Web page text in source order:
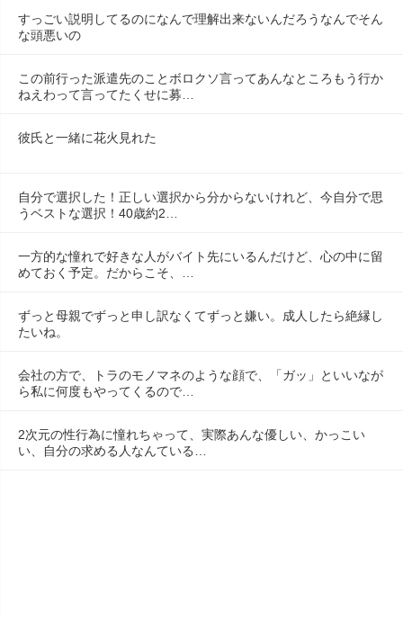
すっごい説明してるのになんで理解出来ないんだろうなんでそん
な頭悪いの
この前行った派遣先のことボロクソ言ってあんなところもう行か
ねえわって言ってたくせに募…
彼氏と一緒に花火見れた
自分で選択した！正しい選択から分からないけれど、今自分で思
うベストな選択！40歳約2…
一方的な憧れで好きな人がバイト先にいるんだけど、心の中に留
めておく予定。だからこそ、…
ずっと母親でずっと申し訳なくてずっと嫌い。成人したら絶縁し
たいね。
会社の方で、トラのモノマネのような顔で、「ガッ」といいなが
ら私に何度もやってくるので…
2次元の性行為に憧れちゃって、実際あんな優しい、かっこい
い、自分の求める人なんている…